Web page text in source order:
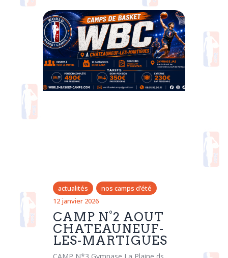
actualités
nos camps d’été
12 janvier 2026
CAMP N°2 AOUT
CHATEAUNEUF-
LES-MARTIGUES
CAMP N*3 Gymnase La Plaine ds